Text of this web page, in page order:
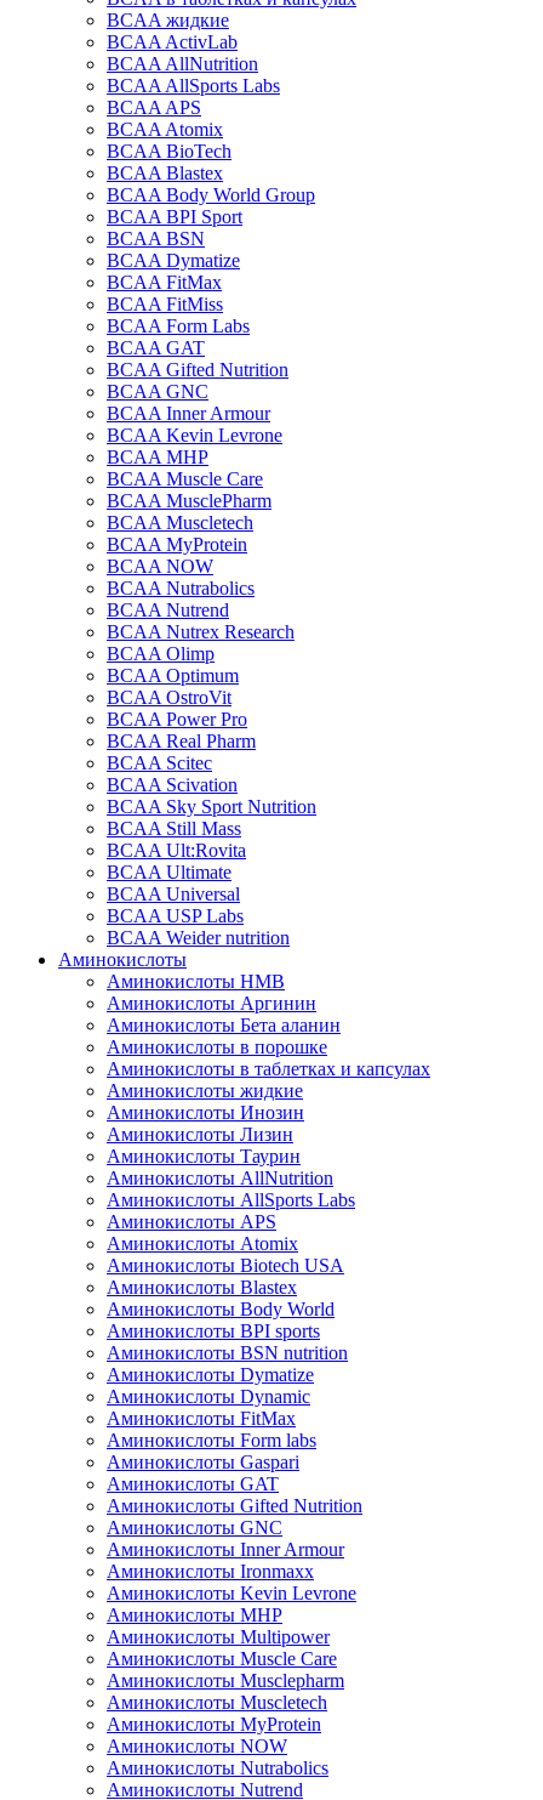
BCAA жидкие
BCAA ActivLab
BCAA AllNutrition
BCAA AllSports Labs
BCAA APS
BCAA Atomix
BCAA BioTech
BCAA Blastex
BCAA Body World Group
BCAA BPI Sport
BCAA BSN
BCAA Dymatize
BCAA FitMax
BCAA FitMiss
BCAA Form Labs
BCAA GAT
BCAA Gifted Nutrition
BCAA GNC
BCAA Inner Armour
BCAA Kevin Levrone
BCAA MHP
BCAA Muscle Care
BCAA MusclePharm
BCAA Muscletech
BCAA MyProtein
BCAA NOW
BCAA Nutrabolics
BCAA Nutrend
BCAA Nutrex Research
BCAA Olimp
BCAA Optimum
BCAA OstroVit
BCAA Power Pro
BCAA Real Pharm
BCAA Scitec
BCAA Scivation
BCAA Sky Sport Nutrition
BCAA Still Mass
BCAA Ult:Rovita
BCAA Ultimate
BCAA Universal
BCAA USP Labs
BCAA Weider nutrition
Аминокислоты
Аминокислоты HMB
Аминокислоты Аргинин
Аминокислоты Бета аланин
Аминокислоты в порошке
Аминокислоты в таблетках и капсулах
Аминокислоты жидкие
Аминокислоты Инозин
Аминокислоты Лизин
Аминокислоты Таурин
Аминокислоты AllNutrition
Аминокислоты AllSports Labs
Аминокислоты APS
Аминокислоты Atomix
Аминокислоты Biotech USA
Аминокислоты Blastex
Аминокислоты Body World
Аминокислоты BPI sports
Аминокислоты BSN nutrition
Аминокислоты Dymatize
Аминокислоты Dynamic
Аминокислоты FitMax
Аминокислоты Form labs
Аминокислоты Gaspari
Аминокислоты GAT
Аминокислоты Gifted Nutrition
Аминокислоты GNC
Аминокислоты Inner Armour
Аминокислоты Ironmaxx
Аминокислоты Kevin Levrone
Аминокислоты MHP
Аминокислоты Multipower
Аминокислоты Muscle Care
Аминокислоты Musclepharm
Аминокислоты Muscletech
Аминокислоты MyProtein
Аминокислоты NOW
Аминокислоты Nutrabolics
Аминокислоты Nutrend